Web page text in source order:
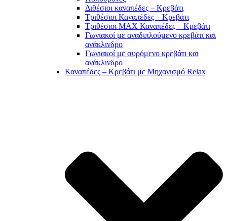
Διθέσιοι καναπέδες – Κρεβάτι
Τριθέσιοι Καναπέδες – Κρεβάτι
Τριθέσιοι MAX Καναπέδες – Κρεβάτι
Γωνιακοί με αναδιπλούμενο κρεβάτι και
ανάκλινδρο
Γωνιακοί με συρόμενο κρεβάτι και
ανάκλινδρο
Καναπέδες – Κρεβάτι με Μηχανισμό Relax